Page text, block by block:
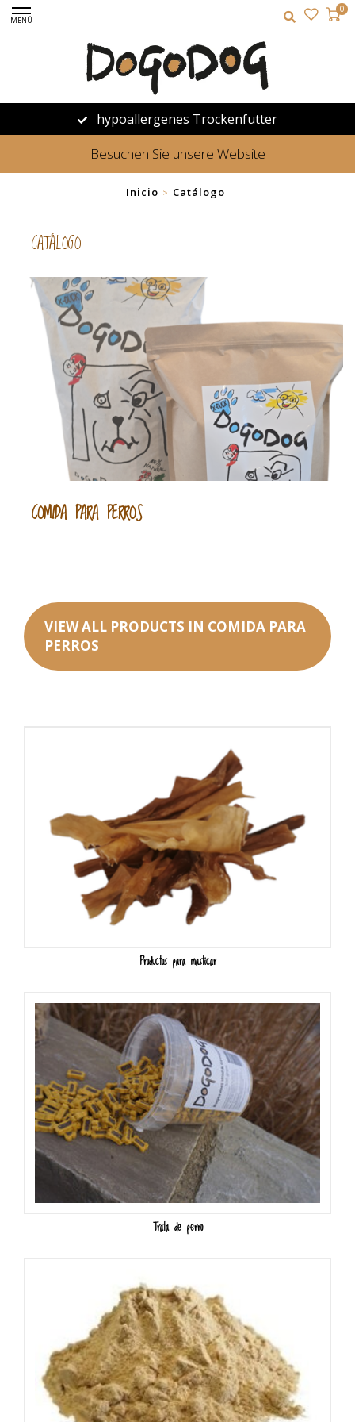
MENÚ
0
hypoallergenes Trockenfutter
Besuchen Sie unsere Website
Inicio > Catálogo
CATÁLOGO
COMIDA PARA PERROS
VIEW ALL PRODUCTS IN COMIDA PARA
PERROS
Productos para masticar
Trata de perro